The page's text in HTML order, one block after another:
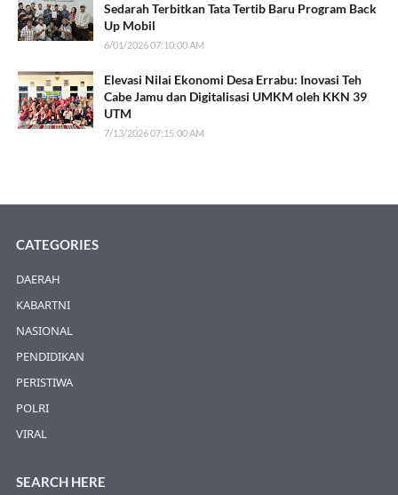
Sedarah Terbitkan Tata Tertib Baru Program Back
Up Mobil
6/01/2026 07:10:00 AM
Elevasi Nilai Ekonomi Desa Errabu: Inovasi Teh
Cabe Jamu dan Digitalisasi UMKM oleh KKN 39
UTM
7/13/2026 07:15:00 AM
CATEGORIES
DAERAH
KABARTNI
NASIONAL
PENDIDIKAN
PERISTIWA
POLRI
VIRAL
SEARCH HERE